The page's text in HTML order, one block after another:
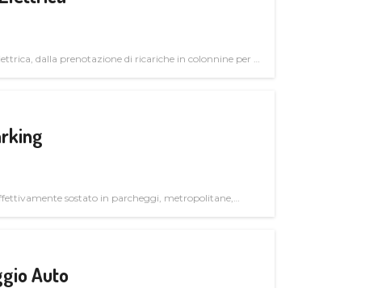
dalla prenotazione di ricariche in colonnine per il
sostato in parcheggi, metropolitane,
Auto